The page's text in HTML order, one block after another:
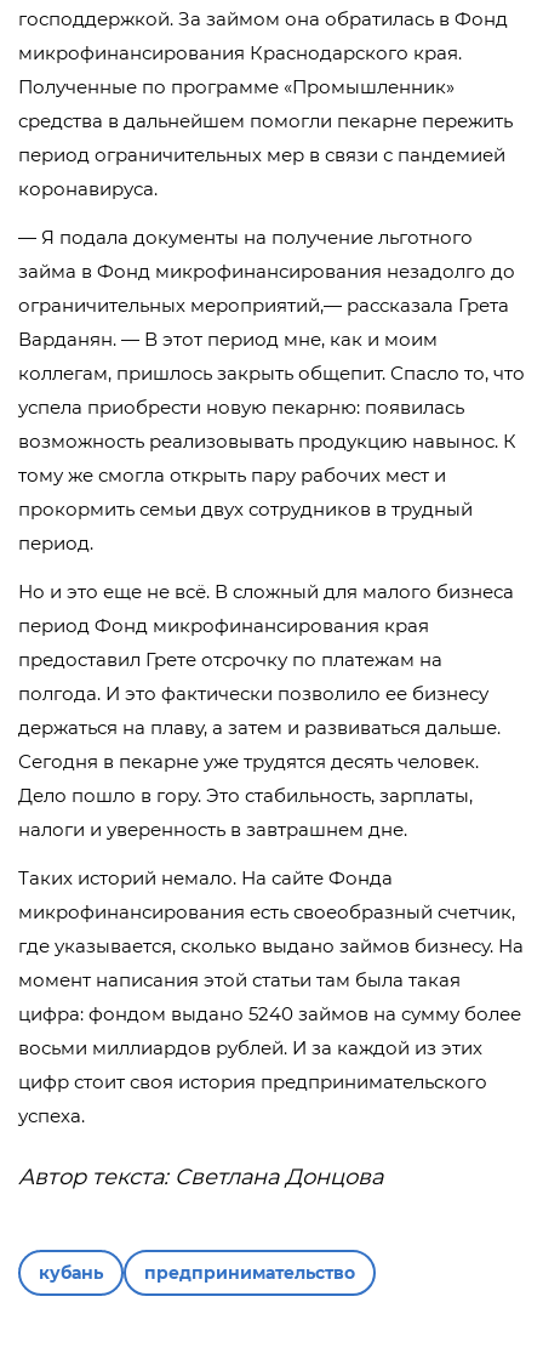
господдержкой. За займом она обратилась в Фонд
микрофинансирования Краснодарского края.
Полученные по программе «Промышленник»
средства в дальнейшем помогли пекарне пережить
период ограничительных мер в связи с пандемией
коронавируса.
— Я подала документы на получение льготного
займа в Фонд микрофинансирования незадолго до
ограничительных мероприятий,— рассказала Грета
Варданян. — В этот период мне, как и моим
коллегам, пришлось закрыть общепит. Спасло то, что
успела приобрести новую пекарню: появилась
возможность реализовывать продукцию навынос. К
тому же смогла открыть пару рабочих мест и
прокормить семьи двух сотрудников в трудный
период.
Но и это еще не всё. В сложный для малого бизнеса
период Фонд микрофинансирования края
предоставил Грете отсрочку по платежам на
полгода. И это фактически позволило ее бизнесу
держаться на плаву, а затем и развиваться дальше.
Сегодня в пекарне уже трудятся десять человек.
Дело пошло в гору. Это стабильность, зарплаты,
налоги и уверенность в завтрашнем дне.
Таких историй немало. На сайте Фонда
микрофинансирования есть своеобразный счетчик,
где указывается, сколько выдано займов бизнесу. На
момент написания этой статьи там была такая
цифра: фондом выдано 5240 займов на сумму более
восьми миллиардов рублей. И за каждой из этих
цифр стоит своя история предпринимательского
успеха.
Автор текста: Светлана Донцова
кубань предпринимательство